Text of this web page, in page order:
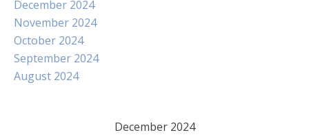
December 2024
November 2024
October 2024
September 2024
August 2024
December 2024